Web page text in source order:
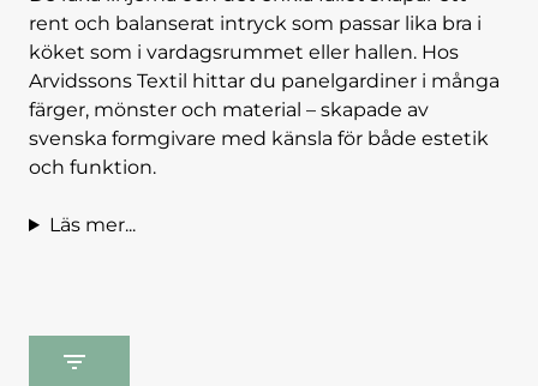
rent och balanserat intryck som passar lika bra i
köket som i vardagsrummet eller hallen. Hos
Arvidssons Textil hittar du panelgardiner i många
färger, mönster och material – skapade av
svenska formgivare med känsla för både estetik
och funktion.
Läs mer...